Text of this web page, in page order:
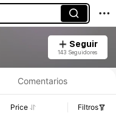
Seguir
143 Seguidores
Comentarios
Price Filtros